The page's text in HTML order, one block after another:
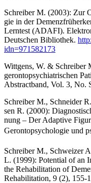
Schreiber M. (2003): Zur
gie in der
Lern­test (ADAFI).
Deutschen Bibliothek.
idn=971582173
Wittgens, W. & Schreiber
geron­topsychiatrischen
Abstractband, Vol. 3, No.
Schreiber M., Schneider
sen R. (2000):
nung – Der Adaptive
Gerontopsychologie und
Schreiber M., Schweizer
L. (1999): Poten­tial of an
the Rehabilitation of
Re­habilitation, 9 (2), 155-